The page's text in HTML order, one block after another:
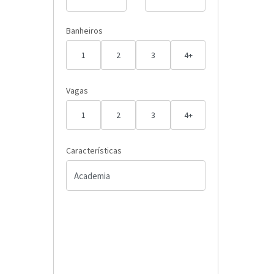
Banheiros
1 2 3 4+
Vagas
1 2 3 4+
Características